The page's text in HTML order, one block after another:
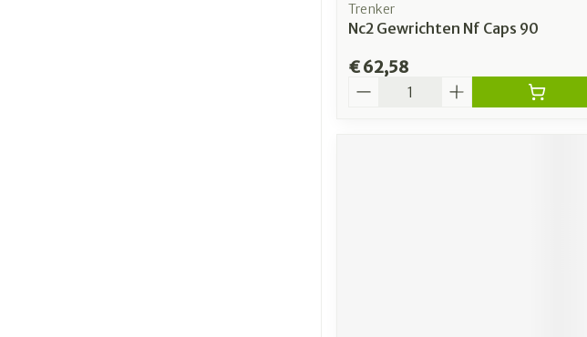
Trenker
Nc2 Gewrichten Nf Caps 90
€ 62,58